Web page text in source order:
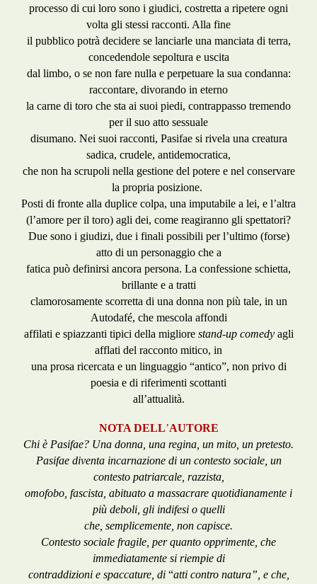
processo di cui loro sono i giudici, costretta a ripetere ogni
volta gli stessi racconti. Alla fine
il pubblico potrà decidere se lanciarle una manciata di terra,
concedendole sepoltura e uscita
dal limbo, o se non fare nulla e perpetuare la sua condanna:
raccontare, divorando in eterno
la carne di toro che sta ai suoi piedi, contrappasso tremendo
per il suo atto sessuale
disumano. Nei suoi racconti, Pasifae si rivela una creatura
sadica, crudele, antidemocratica,
che non ha scrupoli nella gestione del potere e nel conservare
la propria posizione.
Posti di fronte alla duplice colpa, una imputabile a lei, e l’altra
(l’amore per il toro) agli dei, come reagiranno gli spettatori?
Due sono i giudizi, due i finali possibili per l’ultimo (forse)
atto di un personaggio che a
fatica può definirsi ancora persona. La confessione schietta,
brillante e a tratti
clamorosamente scorretta di una donna non più tale, in un
Autodafé, che mescola affondi
affilati e spiazzanti tipici della migliore stand-up comedyagli
afflati del racconto mitico, in
una prosa ricercata e un linguaggio “antico”, non privo di
poesia e di riferimenti scottanti
all’attualità.
NOTA DELL’AUTORE
Chi è Pasifae? Una donna, una regina, un mito, un pretesto.
Pasifae diventa incarnazione di un contesto sociale, un
contesto patriarcale, razzista,
omofobo, fascista, abituato a massacrare quotidianamente i
più deboli, gli indifesi o quelli
che, semplicemente, non capisce.
Contesto sociale fragile, per quanto opprimente, che
immediatamente si riempie di
contraddizioni e spaccature, di “atti contro natura”, e che,